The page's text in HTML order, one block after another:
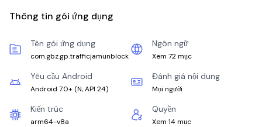
Thông tin gói ứng dụng
Tên gói ứng dụng
com.gbz.gp.trafficjamunblock
Ngôn ngữ
Xem 72 mục
Yêu cầu Android
Android 7.0+ (N, API 24)
Đánh giá nội dung
Mọi người
Kiến trúc
arm64-v8a
Quyền
Xem 14 mục